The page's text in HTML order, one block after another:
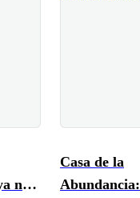
no
Casa de la
Abundancia: